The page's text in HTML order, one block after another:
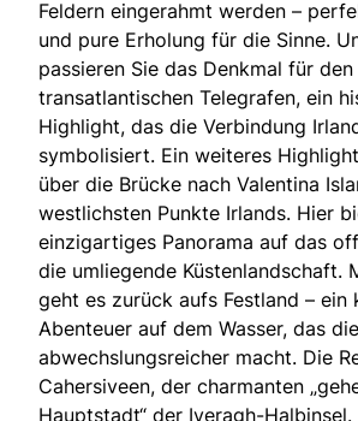
Feldern eingerahmt werden –
und pure Erholung für die Sinne.
passieren Sie das Denkmal für
transatlantischen Telegrafen, ein
Highlight, das die Verbindung
symbolisiert. Ein weiteres
über die Brücke nach Valentina
westlichsten Punkte Irlands. Hier
einzigartiges Panorama auf das
die umliegende Küstenlandschaft.
geht es zurück aufs Festland – ein
Abenteuer auf dem Wasser, das
abwechslungsreicher macht. Die
Cahersiveen, der charmanten
Hauptstadt“ der Iveragh-Halbinsel.